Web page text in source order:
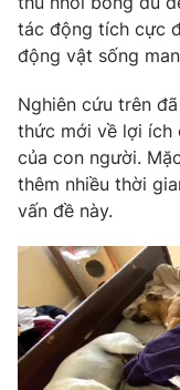
Câu chuyện quốc tế
Tài chính
Thị trường
Góc doanh nghiệp
Dữ liệu và đời
Truyền hình
Phim VTV
Hậu trường
Khán giả
Giải sao mai
Giải trí
Điện ảnh
Âm nhạc
Sao
Du lịch
Làm đẹp
Chất lượng cuộc
Giáo dục
Tuyển sinh
Công nghệ
tác động tích cực
động vật sống
Nghiên cứu trên
thức mới về lợi ích
của con người.
thêm nhiều thời
vấn đề này.